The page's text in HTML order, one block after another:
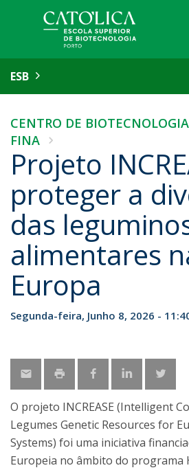
ESB
CENTRO DE
FINA
Projeto
proteger a
das
alimentares
Europa
Segunda-feira, Junho 8, 2026 -
O projeto INCREASE (Intelligent
Legumes Genetic Resources for
Systems) foi uma iniciativa
Europeia no âmbito do programa